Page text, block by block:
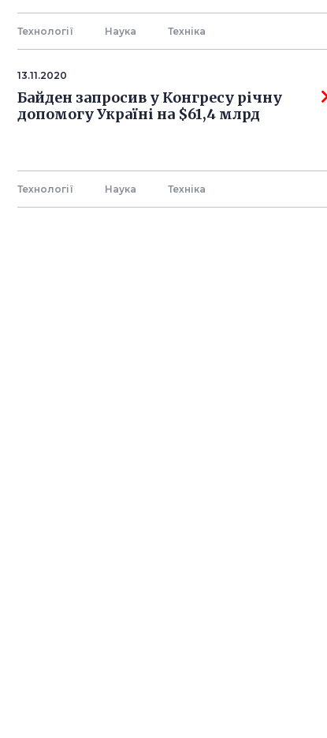
Технології Наука Технiка
13.11.2020
Байден запросив у Конгресу річну
допомогу Україні на $61,4 млрд
Технології Наука Технiка